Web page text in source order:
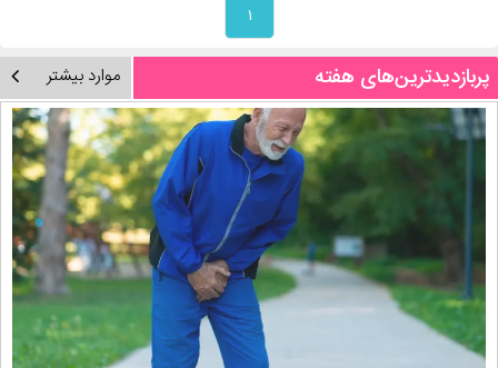
۱
پربازدیدترین‌های هفته موارد بیشتر